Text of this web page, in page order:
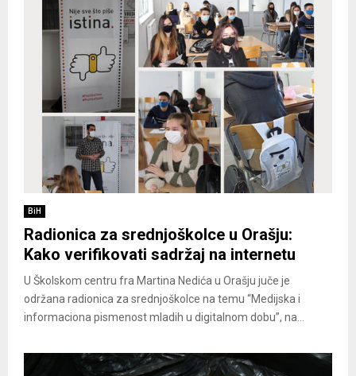
BiH
Radionica za srednjoškolce u Orašju:
Kako verifikovati sadržaj na internetu
U Školskom centru fra Martina Nedića u Orašju juče je
održana radionica za srednjoškolce na temu “Medijska i
informaciona pismenost mladih u digitalnom dobu”, na...